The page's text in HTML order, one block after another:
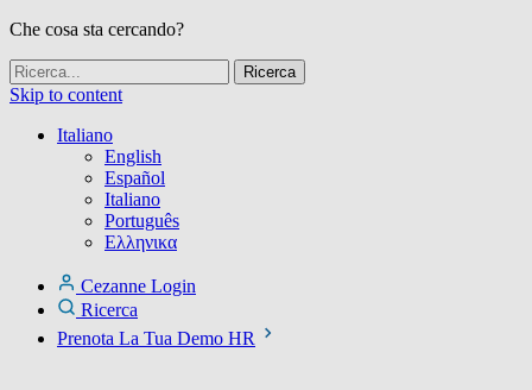
Che cosa sta cercando?
Skip to content
Italiano
English
Español
Italiano
Português
Ελληνικα
Cezanne Login
Ricerca
Prenota La Tua Demo HR